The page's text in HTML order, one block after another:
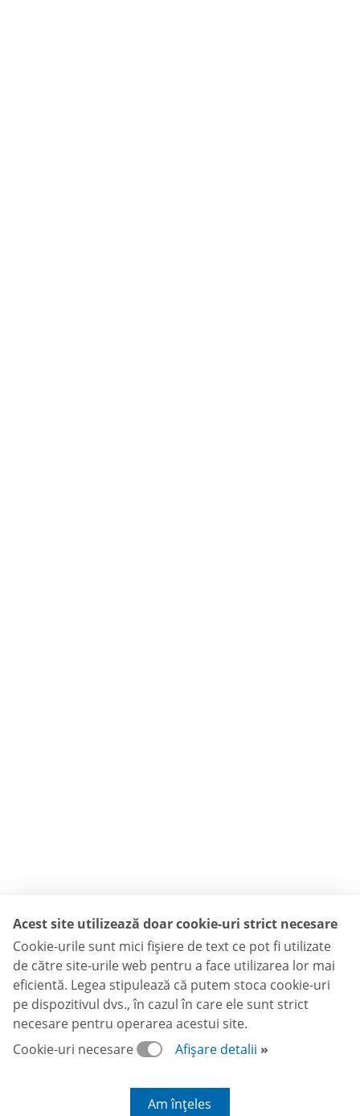
Acest site utilizează doar cookie-uri strict necesare
Cookie-urile sunt mici fişiere de text ce pot fi utilizate
de către site-urile web pentru a face utilizarea lor mai
eficientă. Legea stipulează că putem stoca cookie-uri
pe dispozitivul dvs., în cazul în care ele sunt strict
necesare pentru operarea acestui site.
Cookie-uri necesare
Afișare detalii
Am înțeles